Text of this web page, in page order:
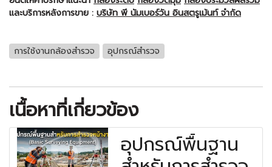
และบริการหลังการขาย : บริษัท พี นัมเบอร์วัน อินสตรูเม้นท์ จำกัด
การใช้งานกล้องสำรวจ อุปกรณ์สำรวจ
เนื้อหาที่เกี่ยวข้อง
อุปกรณ์พื้นฐาน